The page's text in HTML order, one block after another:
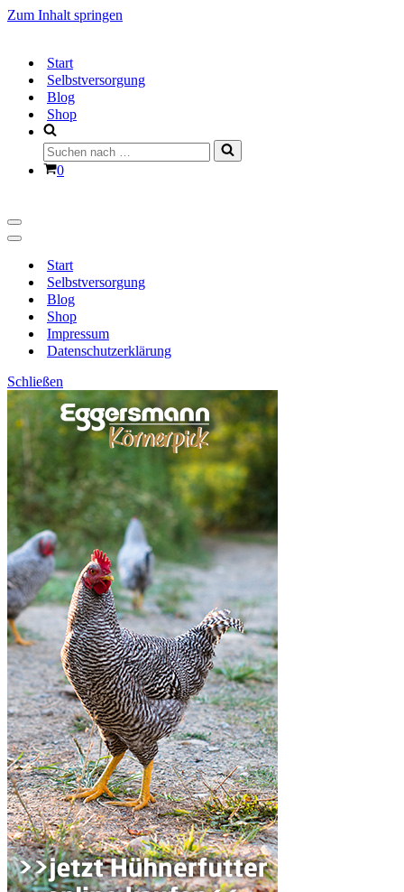
Zum Inhalt springen
Start
Selbstversorgung
Blog
Shop
Suchen
nach …
Warenkorb
0
Navigationsmenü
Navigationsmenü
Start
Selbstversorgung
Blog
Shop
Impressum
Datenschutzerklärung
Schließen